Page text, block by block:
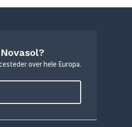
over hele Europa.